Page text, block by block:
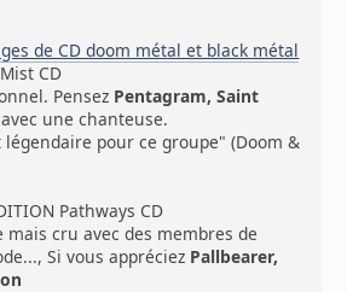
de CD doom métal et black métal
CD
Pensez Pentagram, Saint
avec une chanteuse.
pour ce groupe" (Doom &
Pathways CD
mais cru avec des membres de
Si vous appréciez Pallbearer,